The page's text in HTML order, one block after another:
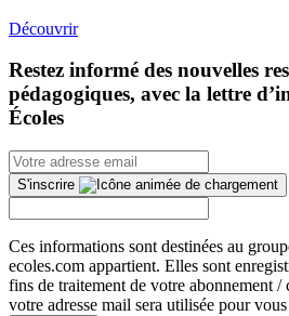
Découvrir
Restez informé des nouvelles
pédagogiques, avec la lettre
Écoles
S'inscrire
Ces informations sont destinées au
ecoles.com appartient. Elles sont
fins de traitement de votre abonnement /
votre adresse mail sera utilisée pour